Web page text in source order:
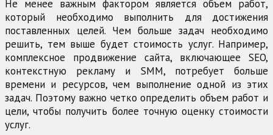
Не менее важным фактором является объем работ,
который необходимо выполнить для достижения
поставленных целей. Чем больше задач необходимо
решить, тем выше будет стоимость услуг. Например,
комплексное продвижение сайта, включающее SEO,
контекстную рекламу и SMM, потребует больше
времени и ресурсов, чем выполнение одной из этих
задач. Поэтому важно четко определить объем работ и
цели, чтобы получить более точную оценку стоимости
услуг.